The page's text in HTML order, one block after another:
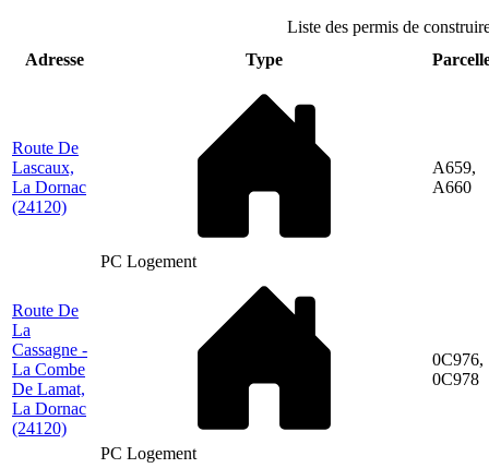
Liste des permis de
Adresse
Type
Route De
Lascaux,
La Dornac
(24120)
PC Logement
A659,
A660
Route De
La
Cassagne -
La Combe
De Lamat,
La Dornac
(24120)
PC Logement
0C976,
0C978